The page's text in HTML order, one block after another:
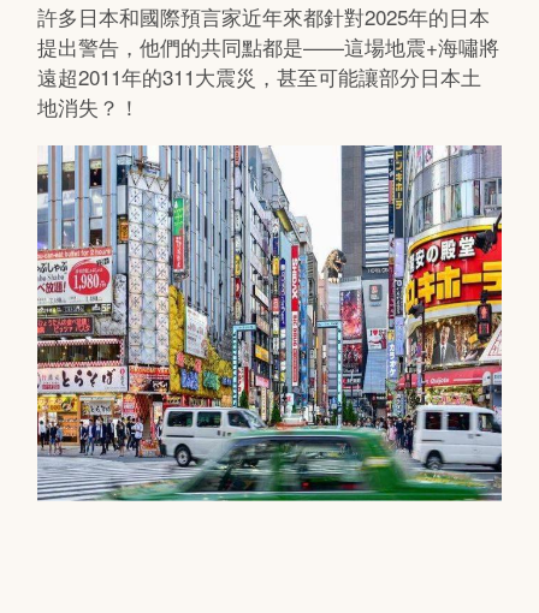
許多日本和國際預言家近年來都針對2025年的日本
提出警告，他們的共同點都是——這場地震+海嘯將
遠超2011年的311大震災，甚至可能讓部分日本土
地消失？！